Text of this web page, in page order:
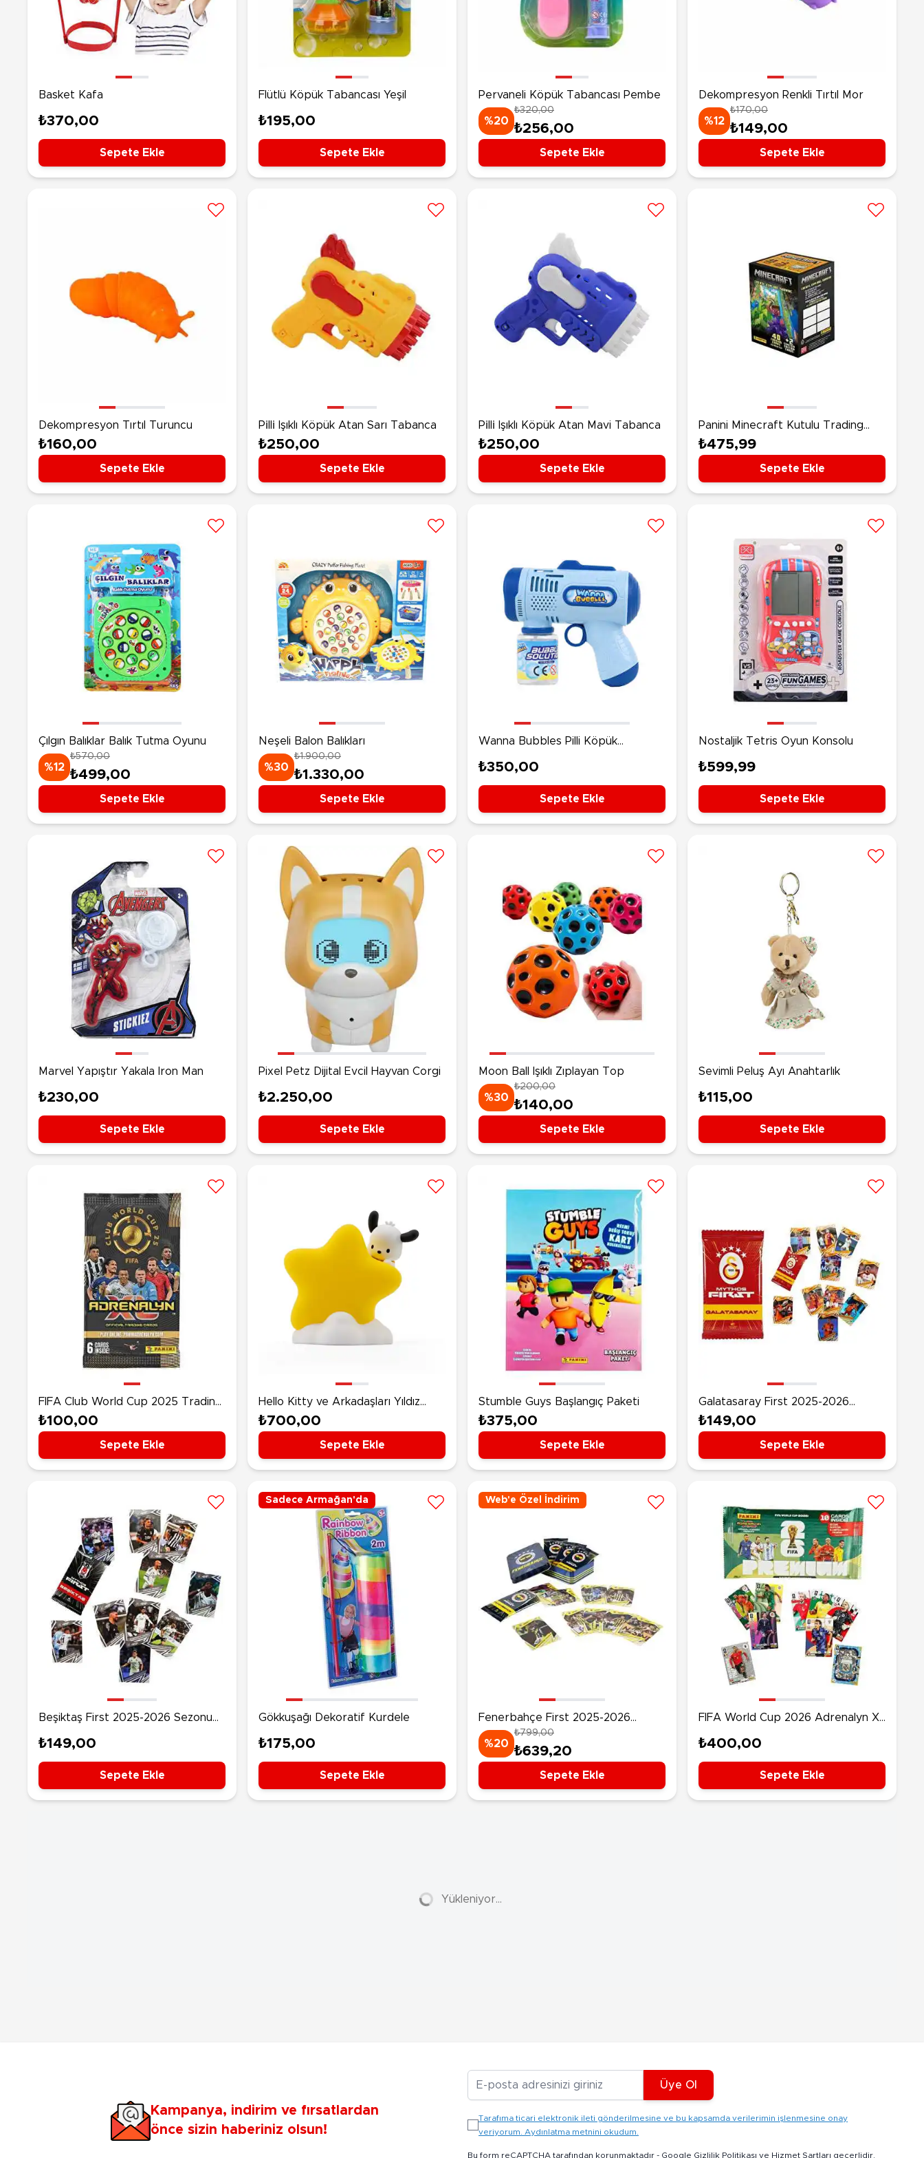
Hayvan Figürler
Çeşitli Figürler
Çeşitli Elektronik Ürünler
Nerf
Silahlar
Silah Setleri
Hobi Oyuncakları
Maketler
Sihirbazlık Setleri
Puzzlelar
Çeşitli Eğlence Oyuncakları
Slime
Anne Bebek Oyuncakları
Dönence ve Projektörler
Dişlik ve Çıngıraklar
Beslenme Gereçleri
Yürüme Arkadaşı
Bebek Oyuncakları
Ürünleri
Akülü Araçlar
Koruyucu Ekipmanlar
Deniz - Havuz Ürünleri
Sallanan Oyuncaklar
Basket Kafa
₺370,00
Sepete Ekle
Flütlü Köpük Tabancası Yeşil
₺195,00
Sepete Ekle
Pervaneli Köpük Tabancası Pembe
%20
₺320,00
₺256,00
Sepete Ekle
Dekompresyon Renkli Tırtıl Mor
%12
₺170,00
₺149,00
Sepete Ekle
Dekompresyon Tırtıl Turuncu
₺160,00
Sepete Ekle
Pi̇lli̇ Işıklı Köpük Atan Sarı Tabanca
₺250,00
Sepete Ekle
Pi̇lli̇ Işıklı Köpük Atan Mavi Tabanca
₺250,00
Sepete Ekle
Panini Minecraft Kutulu Trading
Card Seti
₺475,99
Sepete Ekle
Çılgın Balıklar Balık Tutma Oyunu
%12
₺570,00
₺499,00
Sepete Ekle
Neşeli Balon Balıkları
%30
₺1.900,00
₺1.330,00
Sepete Ekle
Wanna Bubbles Pilli Köpük
₺350,00
Sepete Ekle
Nostaljik Tetris Oyun Konsolu
₺599,99
Sepete Ekle
Marvel Yapıştır Yakala Iron Man
₺230,00
Sepete Ekle
Pixel Petz Dijital Evcil Hayvan Corgi
₺2.250,00
Sepete Ekle
Moon Ball Işıklı Zıplayan Top
%30
₺200,00
₺140,00
Sepete Ekle
Sevimli Peluş Ayı Anahtarlık
₺115,00
Sepete Ekle
FIFA Club World Cup 2025 Trading
Card
₺100,00
Sepete Ekle
Hello Kitty ve Arkadaşları Yıldız
Başucu Lambası Pochacco
₺700,00
Sepete Ekle
Stumble Guys Başlangıç Paketi
₺375,00
Sepete Ekle
Galatasaray First 2025-2026
Sezonu Koleksiyon Kartları
₺149,00
Sepete Ekle
Beşiktaş First 2025-2026 Sezonu
₺149,00
Sepete Ekle
Sadece Armağan'da
Gökkuşağı Dekoratif Kurdele
₺175,00
Sepete Ekle
Web'e Özel İndirim
Fenerbahçe First 2025-2026
Sezonu Koleksiyon Kartları Metal
Kutu
%20
₺799,00
₺639,20
Sepete Ekle
FIFA World Cup 2026 Adrenalyn XL
₺400,00
Sepete Ekle
Yükleniyor...
Kampanya, indirim ve fırsatlardan
önce sizin haberiniz olsun!
Üye Ol
Tarafıma ticari elektronik ileti gönderilmesine ve bu kapsamda verilerimin işlenmesine onay
veriyorum. Aydınlatma metnini okudum.
Bu form reCAPTCHA tarafından korunmaktadır - Google Gizlilik Politikası ve Hizmet Şartları geçerlidir.